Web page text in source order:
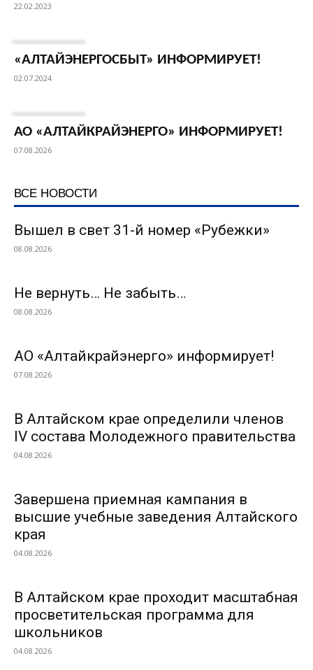
22.02.2023
«АЛТАЙЭНЕРГОСБЫТ» ИНФОРМИРУЕТ!
02.07.2024
АО «АЛТАЙКРАЙЭНЕРГО» ИНФОРМИРУЕТ!
07.08.2026
ВСЕ НОВОСТИ
Вышел в свет 31-й номер «Рубежки»
08.08.2026
Не вернуть… Не забыть…
08.08.2026
АО «Алтайкрайэнерго» информирует!
07.08.2026
В Алтайском крае определили членов
IV состава Молодежного правительства
04.08.2026
Завершена приемная кампания в
высшие учебные заведения Алтайского
края
04.08.2026
В Алтайском крае проходит масштабная
просветительская программа для
школьников
04.08.2026